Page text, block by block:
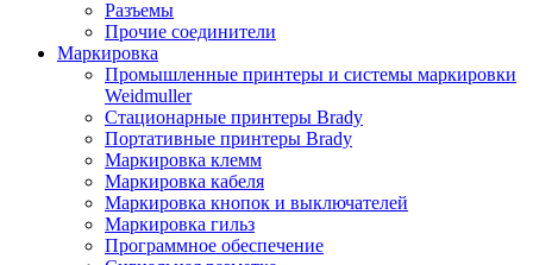
Разъемы
Прочие соединители
Маркировка
Промышленные принтеры и системы маркировки
Weidmuller
Стационарные принтеры Brady
Портативные принтеры Brady
Маркировка клемм
Маркировка кабеля
Маркировка кнопок и выключателей
Маркировка гильз
Программное обеспечение